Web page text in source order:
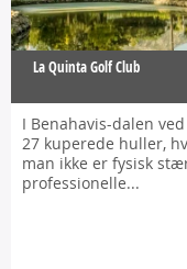
La Quinta Golf Club
I Benahavis-dalen
27 kuperede huller,
man ikke er fysisk
professionelle...